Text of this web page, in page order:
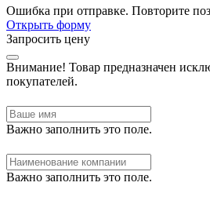
Ошибка при отправке. Повторите
Открыть форму
Запросить цену
Внимание! Товар предназначен
покупателей.
Важно заполнить это поле.
Важно заполнить это поле.